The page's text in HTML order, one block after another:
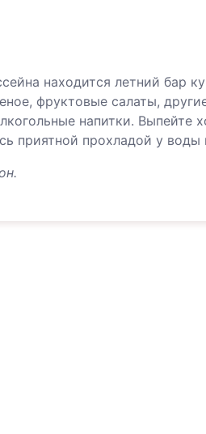
находится летний бар
фруктовые салаты,
напитки. Выпейте
приятной прохладой у